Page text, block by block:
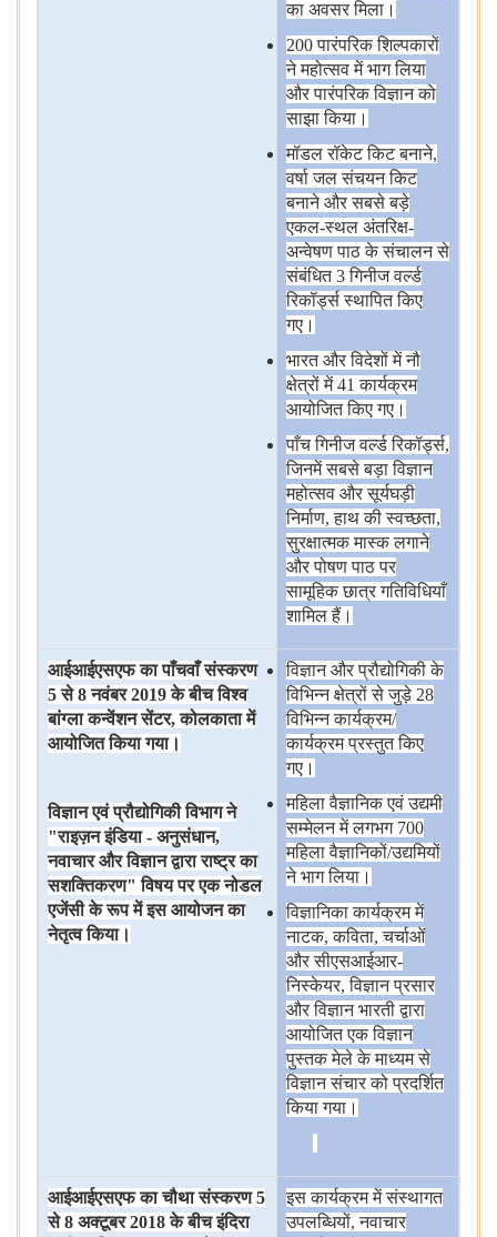
का अवसर मिला।
200 पारंपरिक शिल्पकारों
ने महोत्सव में भाग लिया
और पारंपरिक विज्ञान को
साझा किया।
मॉडल रॉकेट किट बनाने,
वर्षा जल संचयन किट
बनाने और सबसे बड़े
एकल-स्थल अंतरिक्ष-
अन्वेषण पाठ के संचालन से
संबंधित 3 गिनीज वर्ल्ड
रिकॉर्ड्स स्थापित किए
गए।
भारत और विदेशों में नौ
क्षेत्रों में 41 कार्यक्रम
आयोजित किए गए।
पाँच गिनीज वर्ल्ड रिकॉर्ड्स,
जिनमें सबसे बड़ा विज्ञान
महोत्सव और सूर्यघड़ी
निर्माण, हाथ की स्वच्छता,
सुरक्षात्मक मास्क लगाने
और पोषण पाठ पर
सामूहिक छात्र गतिविधियाँ
शामिल हैं।
आईआईएसएफ का पाँचवाँ संस्करण
5से8नवंबर2019के बीच विश्व
बांग्ला कन्वेंशन सेंटर,कोलकाता में
आयोजित किया गया।
विज्ञान एवं प्रौद्योगिकी विभाग ने
"राइज़न इंडिया- अनुसंधान,
नवाचार और विज्ञान द्वारा राष्ट्र का
सशक्तिकरण"विषय पर एक नोडल
एजेंसी के रूप में इस आयोजन का
नेतृत्व किया।
विज्ञान और प्रौद्योगिकी के
विभिन्न क्षेत्रों से जुड़े 28
विभिन्न कार्यक्रम/
कार्यक्रम प्रस्तुत किए
गए।
महिला वैज्ञानिक एवं उद्यमी
सम्मेलन में लगभग 700
महिला वैज्ञानिकों/उद्यमियों
ने भाग लिया।
विज्ञानिका कार्यक्रम में
नाटक, कविता, चर्चाओं
और सीएसआईआर-
निस्केयर, विज्ञान प्रसार
और विज्ञान भारती द्वारा
आयोजित एक विज्ञान
पुस्तक मेले के माध्यम से
विज्ञान संचार को प्रदर्शित
किया गया।
आईआईएसएफ का चौथा संस्करण5
से8 अक्टूबर2018के बीच इंदिरा
इस कार्यक्रम में संस्थागत
उपलब्धियों, नवाचार